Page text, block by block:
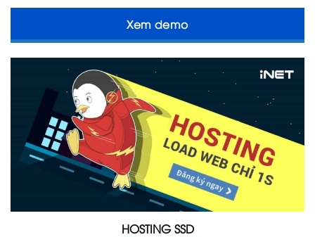
Xem demo
HOSTING SSD